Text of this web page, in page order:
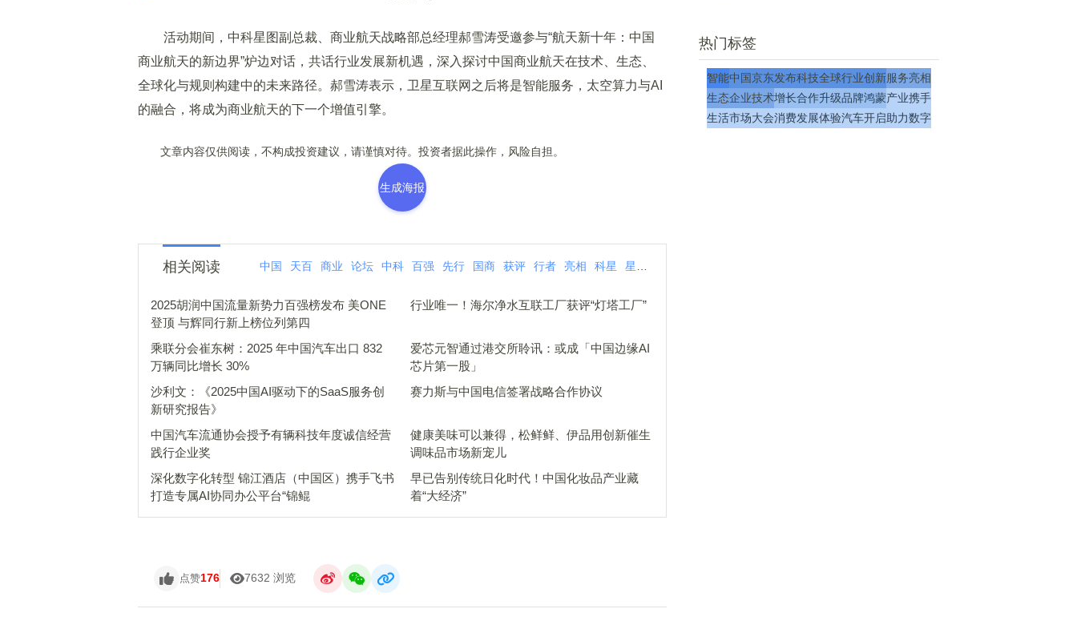
活动期间，中科星图副总裁、商业航天战略部总经理郝雪涛受邀参与“航天新十年：中国
商业航天的新边界”炉边对话，共话行业发展新机遇，深入探讨中国商业航天在技术、生态、
全球化与规则构建中的未来路径。郝雪涛表示，卫星互联网之后将是智能服务，太空算力与AI
的融合，将成为商业航天的下一个增值引擎。
文章内容仅供阅读，不构成投资建议，请谨慎对待。投资者据此操作，风险自担。
生成海报
相关阅读 中国 天百 商业 论坛 中科 百强 先行 国商 获评 行者 亮相 科星 星图
2025胡润中国流量新势力百强榜发布 美ONE
登顶 与辉同行新上榜位列第四
行业唯一！海尔净水互联工厂获评“灯塔工厂”
乘联分会崔东树：2025 年中国汽车出口 832
万辆同比增长 30%
爱芯元智通过港交所聆讯：或成「中国边缘AI
芯片第一股」
沙利文：《2025中国AI驱动下的SaaS服务创
新研究报告》
赛力斯与中国电信签署战略合作协议
中国汽车流通协会授予有辆科技年度诚信经营
践行企业奖
健康美味可以兼得，松鲜鲜、伊品用创新催生
调味品市场新宠儿
深化数字化转型 锦江酒店（中国区）携手飞书
打造专属AI协同办公平台“锦鲲
早已告别传统日化时代！中国化妆品产业藏
着“大经济”
点赞176 7632 浏览
热门标签
智能中国京东发布科技全球行业创新服务亮相
生态企业技术增长合作升级品牌鸿蒙产业携手
生活市场大会消费发展体验汽车开启助力数字